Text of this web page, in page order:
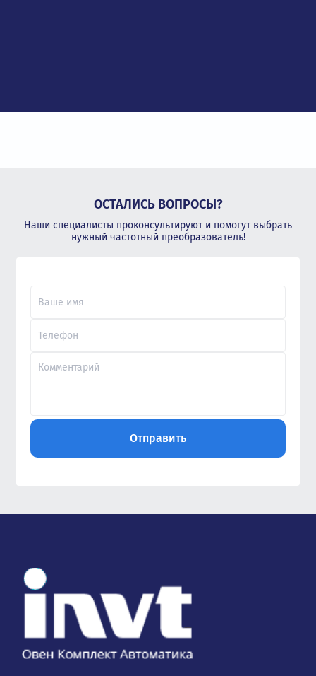
ОСТАЛИСЬ ВОПРОСЫ?
Наши специалисты проконсультируют и помогут выбрать
нужный частотный преобразователь!